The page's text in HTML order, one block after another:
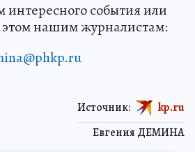
интересного события или
нашим журналистам:
Евгения ДЕМИНА
Источник: kp.ru